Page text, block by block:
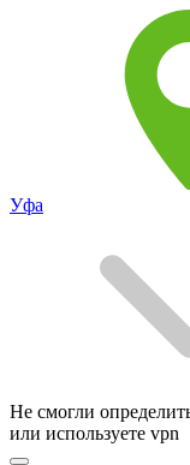
Уфа
Не смогли
или используете vpn